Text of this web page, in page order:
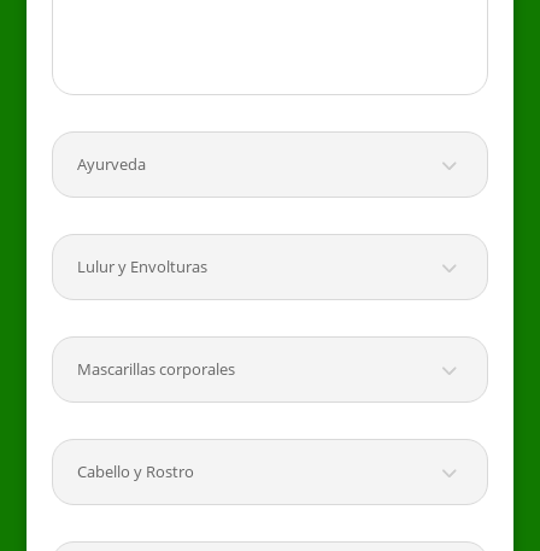
Ayurveda
Lulur y Envolturas
Mascarillas corporales
Cabello y Rostro